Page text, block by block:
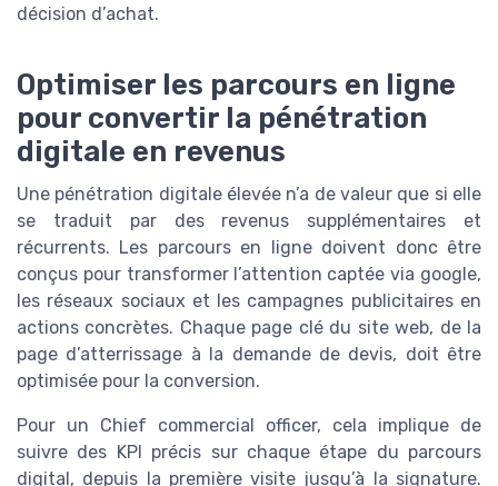
décision d’achat.
Optimiser les parcours en ligne
pour convertir la pénétration
digitale en revenus
Une pénétration digitale élevée n’a de valeur que si elle
se traduit par des revenus supplémentaires et
récurrents. Les parcours en ligne doivent donc être
conçus pour transformer l’attention captée via google,
les réseaux sociaux et les campagnes publicitaires en
actions concrètes. Chaque page clé du site web, de la
page d’atterrissage à la demande de devis, doit être
optimisée pour la conversion.
Pour un Chief commercial officer, cela implique de
suivre des KPI précis sur chaque étape du parcours
digital, depuis la première visite jusqu’à la signature.